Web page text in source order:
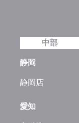
中部
静岡
静岡店
愛知